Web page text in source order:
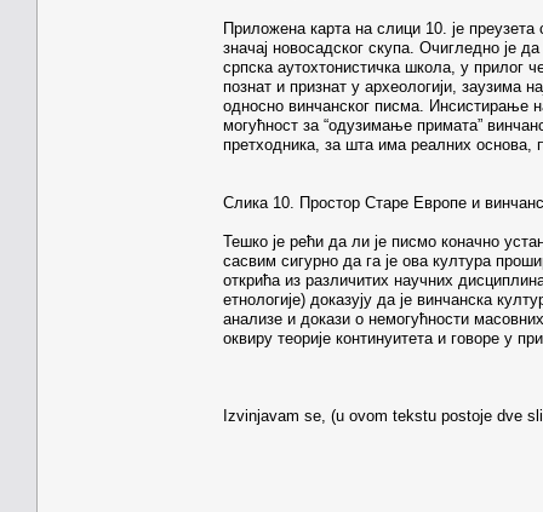
Приложена карта на слици 10. је преузета
значај новосадског скупа. Очигледно је
српска аутохтонистичка школа, у прилог
познат и признат у археологији, заузима
односно винчанског писма. Инсистирање
могућност за “одузимање примата”
претходника, за шта има реалних основа,
Слика 10. Простор Старе Европе и
Тешко је рећи да ли је писмо коначно
сасвим сигурно да га је ова култура
открића из различитих научних
етнологије) доказују да је винчанска
анализе и докази о немогућности
оквиру теорије континуитета и говоре у
Izvinjavam se, (u ovom tekstu postoje dve